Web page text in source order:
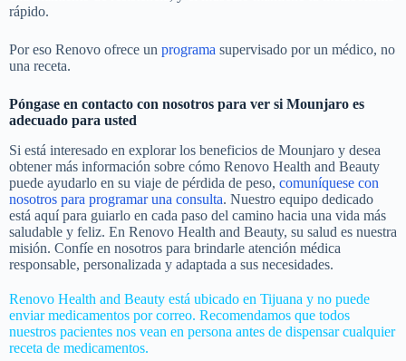
Primero, el médico:
Segundo, la nutrición:estos fármacos reducen el apetito, pero la
pérdida de grasa sigue requiriendo un déficit calórico sostenido: el
sostenible.
Tercero, proteger el músculo: la
pérdida rápida elimina el
músculo magro a menos que lo protejas con proteínas y
entrenamiento de resistencia, y el músculo mantiene tu metabolismo
rápido.
Por eso Renovo ofrece unprogramasupervisado por un médico, no
una receta.
Póngase en contacto con nosotros para ver si Mounjaro es
adecuado para usted
Si está interesado en explorar los beneficios de Mounjaro y desea
obtener más información sobre cómo Renovo Health and Beauty
puede ayudarlo en su viaje de pérdida de peso,comuníquese con
nosotros para programar una consulta